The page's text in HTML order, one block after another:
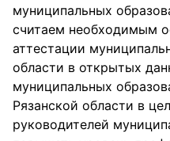
муниципальных
считаем необходимым
аттестации
области в открытых
муниципальных
Рязанской области в
руководителей